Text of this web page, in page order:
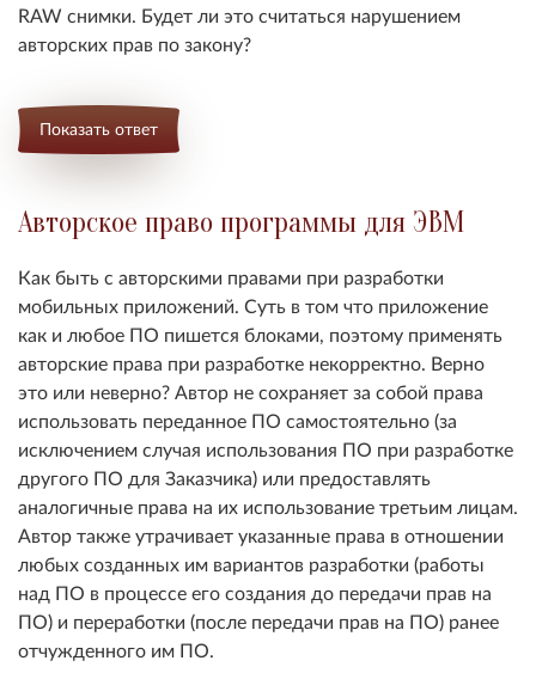
RAW снимки. Будет ли это считаться нарушением
авторских прав по закону?
Показать ответ
Авторское право программы для ЭВМ
Как быть с авторскими правами при разработки
мобильных приложений. Суть в том что приложение
как и любое ПО пишется блоками, поэтому применять
авторские права при разработке некорректно. Верно
это или неверно? Автор не сохраняет за собой права
использовать переданное ПО самостоятельно (за
исключением случая использования ПО при разработке
другого ПО для Заказчика) или предоставлять
аналогичные права на их использование третьим лицам.
Автор также утрачивает указанные права в отношении
любых созданных им вариантов разработки (работы
над ПО в процессе его создания до передачи прав на
ПО) и переработки (после передачи прав на ПО) ранее
отчужденного им ПО.